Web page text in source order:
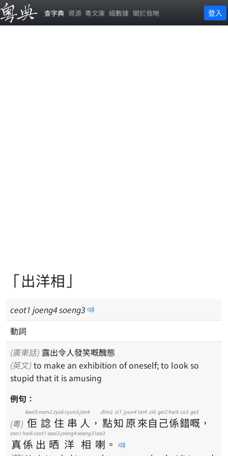
查字典 資源 粵文庫 細數據 關於我哋 登入
「出洋相」
ceot1 joeng4soeng3
動詞
(廣東話) 露出令人發笑嘅醜態
(英文)
stupid that it is amusing
例句：
(粵) 佢
keoi5
諗
nam2
住
zyu6
串
cyun3
人
jan4
， 點
dim2
知
zi1
原
jyun4
來
loi4
自
zi6
己
gei2
係
hai6
錯
co3
嘅
ge3
，
真
zan1
係
hai6
出
ceot1
晒
saai3
洋
joeng4
相
soeng3
喇
laa3
。